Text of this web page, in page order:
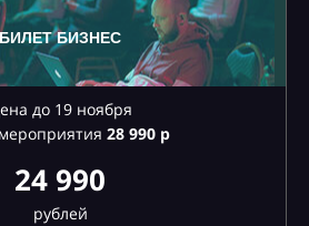
БИЛЕТ БИЗНЕС
до 19 ноября
28990 р
24 990
рублей